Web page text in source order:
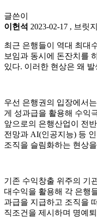
글쓴이
이헌석 2023-02-17 , 브릿
최근 은행들이 역대 최대
보임과 동시에 돈잔치를
있다. 이러한 현상은 왜
우선 은행권의 입장에서
게 성과급을 활용해 수익
앞으로의 은행산업이 전
전망과 AI(인공지능) 등
조직을 슬림화하는 현상
기존 수익창출 위주의 기
대수익을 활용해 각 은행
과급을 지급하고 조직을
직조건을 제시하며 명예